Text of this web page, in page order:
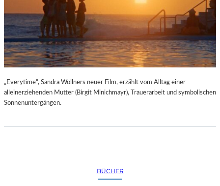
„Everytime“, Sandra Wollners neuer Film, erzählt vom Alltag einer
alleinerziehenden Mutter (Birgit Minichmayr), Trauerarbeit und symbolischen
Sonnenuntergängen.
BÜCHER